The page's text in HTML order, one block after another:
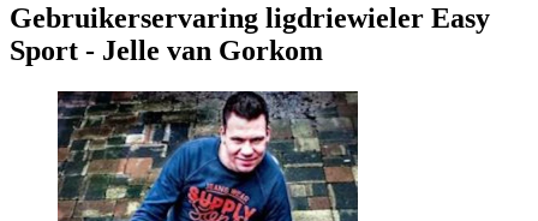
Gebruikerservaring ligdriewieler Easy
Sport - Jelle van Gorkom